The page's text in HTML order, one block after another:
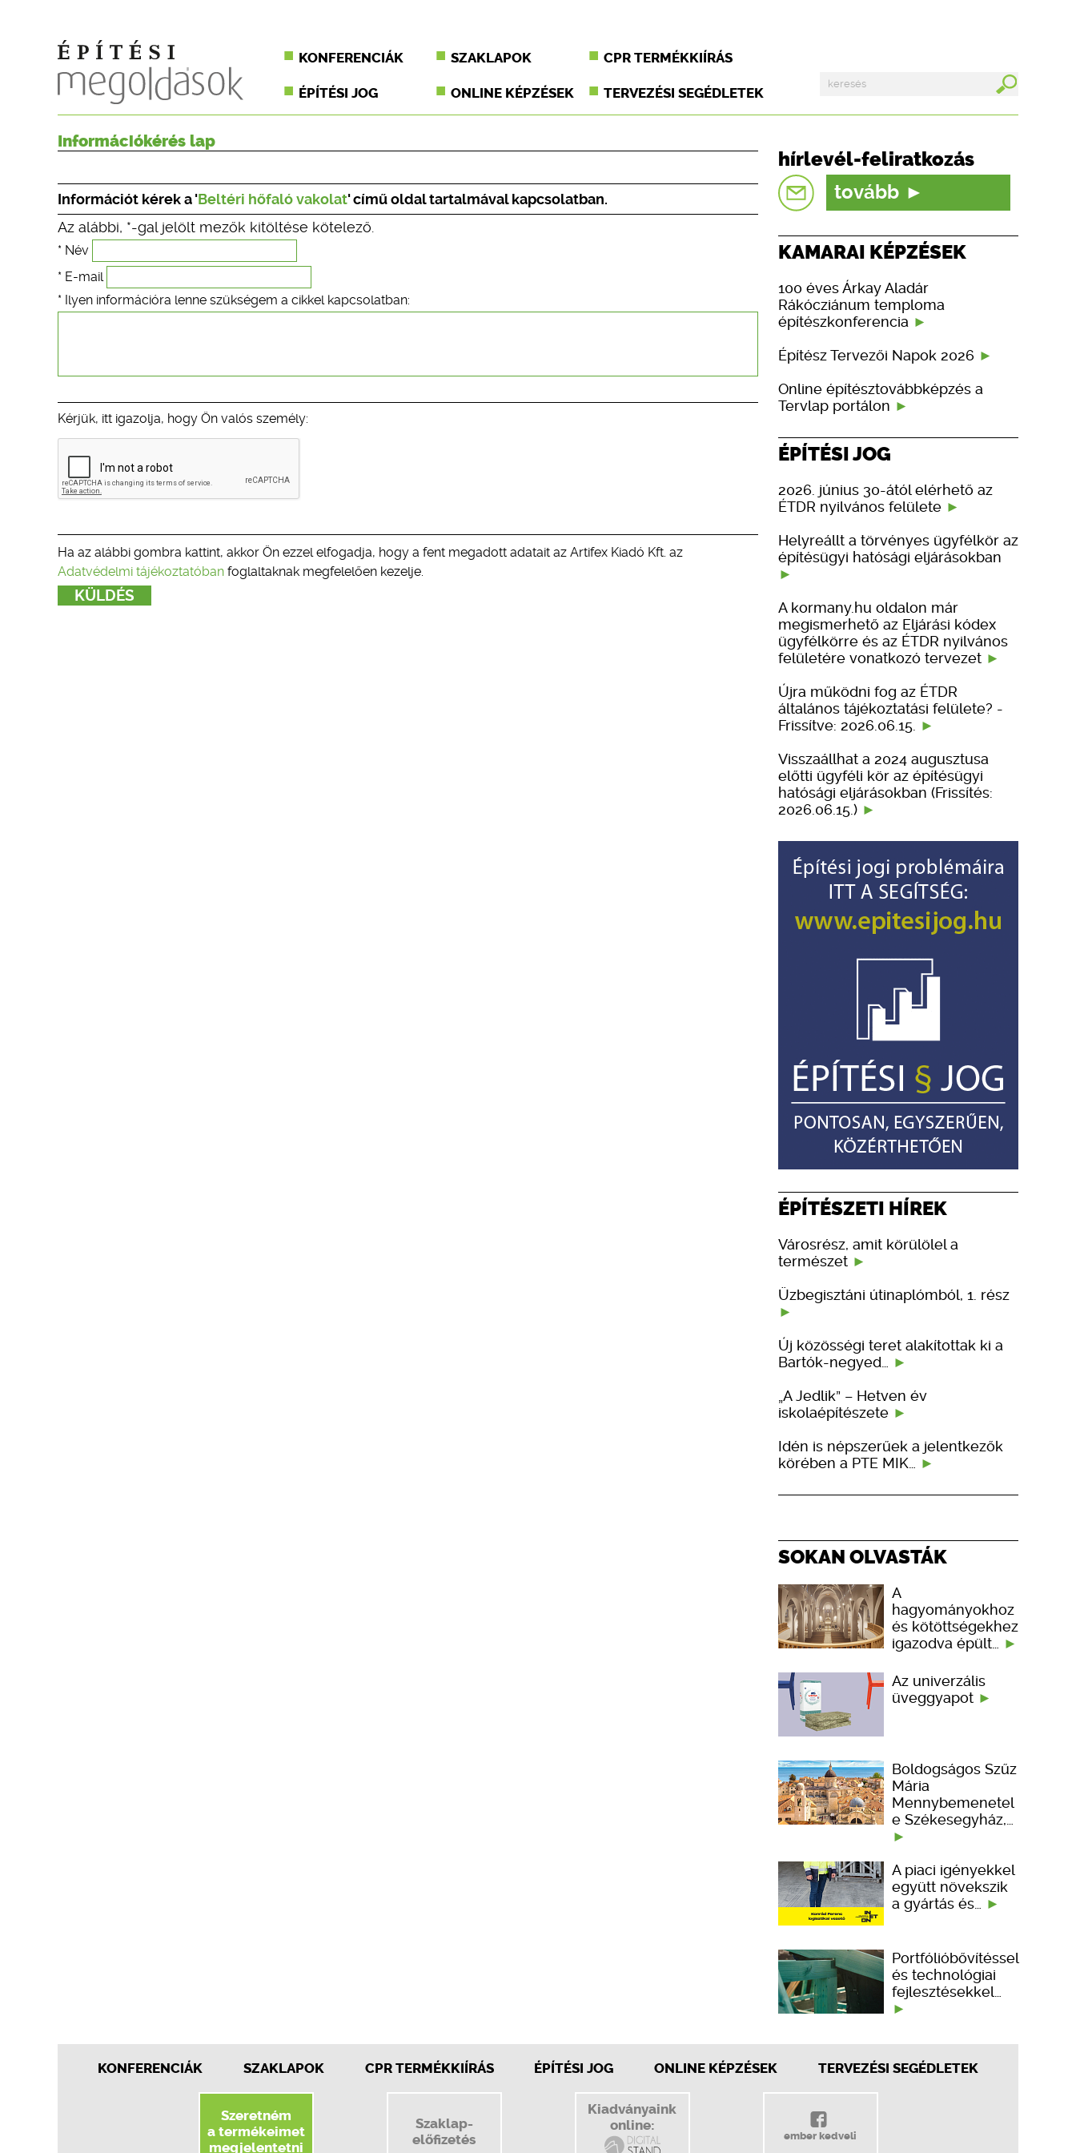
KONFERENCIÁK SZAKLAPOK CPR TERMÉKKIÍRÁS
ÉPÍTÉSI JOG ONLINE KÉPZÉSEK TERVEZÉSI SEGÉDLETEK
Információkérés lap
Információt kérek a 'Beltéri hőfaló vakolat' című oldal tartalmával kapcsolatban.
Az alábbi, *-gal jelölt mezők kitöltése kötelező.
* Név
* E-mail
* Ilyen információra lenne szükségem a cikkel kapcsolatban:
Kérjük, itt igazolja, hogy Ön valós személy:
Ha az alábbi gombra kattint, akkor Ön ezzel elfogadja, hogy a fent megadott adatait az Artifex Kiadó Kft. az
Adatvédelmi tájékoztatóban foglaltaknak megfelelően kezelje.
hírlevél-feliratkozás
tovább
KAMARAI KÉPZÉSEK
100 éves Árkay Aladár
Rákócziánum temploma
építészkonferencia
Építész Tervezői Napok 2026
Online építésztovábbképzés a
Tervlap portálon
ÉPÍTÉSI JOG
2026. június 30-ától elérhető az
ÉTDR nyilvános felülete
Helyreállt a törvényes ügyfélkör az
építésügyi hatósági eljárásokban
A kormany.hu oldalon már
megismerhető az Eljárási kódex
ügyfélkörre és az ÉTDR nyilvános
felületére vonatkozó tervezet
Újra működni fog az ÉTDR
általános tájékoztatási felülete? -
Frissítve: 2026.06.15.
Visszaállhat a 2024 augusztusa
előtti ügyféli kör az építésügyi
hatósági eljárásokban (Frissítés:
2026.06.15.)
ÉPÍTÉSZETI HÍREK
Városrész, amit körülölel a
természet
Üzbegisztáni útinaplómból, 1. rész
Új közösségi teret alakítottak ki a
Bartók-negyed…
„A Jedlik” – Hetven év
iskolaépítészete
Idén is népszerűek a jelentkezők
körében a PTE MIK…
SOKAN OLVASTÁK
A
hagyományokhoz
és kötöttségekhez
igazodva épült…
Az univerzális
üveggyapot
Boldogságos Szűz
Mária
Mennybemenetel
e Székesegyház,…
A piaci igényekkel
együtt növekszik
a gyártás és…
Portfólióbővítéssel
és technológiai
fejlesztésekkel…
KONFERENCIÁK SZAKLAPOK CPR TERMÉKKIÍRÁS ÉPÍTÉSI JOG ONLINE KÉPZÉSEK TERVEZÉSI SEGÉDLETEK
Szeretném
a termékeimet
megjelentetni
Szaklap-
előfizetés
Kiadványaink
online:
ember kedveli